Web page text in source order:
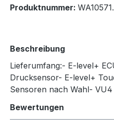
Produktnummer:
Beschreibung
Lieferumfang:- E-level+
Drucksensor- E-level+
Sensoren nach Wahl-
Bewertungen